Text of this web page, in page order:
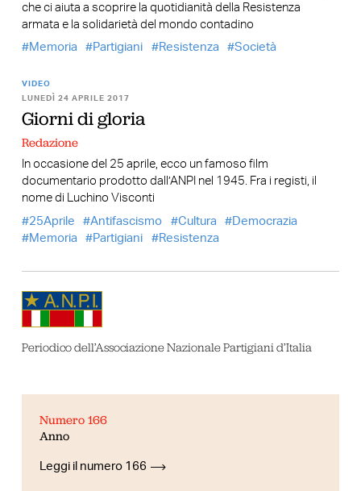
che ci aiuta a scoprire la quotidianità della Resistenza
armata e la solidarietà del mondo contadino
Memoria
Partigiani Resistenza Società
VIDEO
LUNEDÌ 24 APRILE 2017
Giorni di gloria
Redazione
In occasione del 25 aprile, ecco un famoso film
documentario prodotto dall’ANPI nel 1945. Fra i registi, il
nome di Luchino Visconti
25Aprile
Antifascismo Cultura
Democrazia
Memoria
Partigiani Resistenza
Periodico dell’Associazione Nazionale Partigiani d’Italia
Numero 166
Anno
Leggi il numero 166